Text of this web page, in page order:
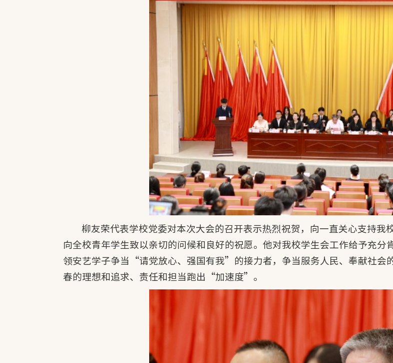
柳友荣代表学校党委对本次大会的召开表示热烈祝贺，向一直关心支持我
向全校青年学生致以亲切的问候和良好的祝愿。他对我校学生会工作给予充
领安艺学子争当“请党放心、强国有我”的接力者，争当服务人民、奉献社会
春的理想和追求、责任和担当跑出“加速度”。